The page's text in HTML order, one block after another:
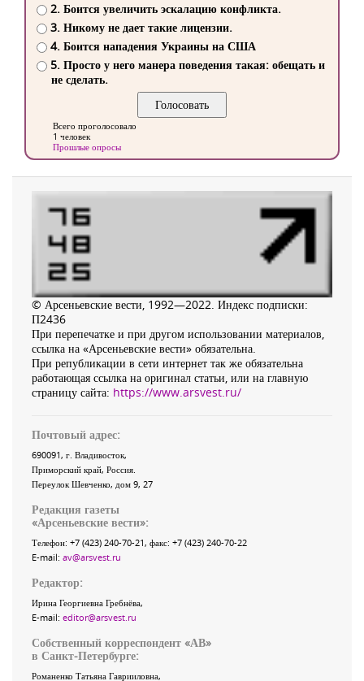
2. Боится увеличить эскалацию конфликта.
3. Никому не дает такие лицензии.
4. Боится нападения Украины на США
5. Просто у него манера поведения такая: обещать и
не сделать.
Всего проголосовало
1 человек
Прошлые опросы
© Арсеньевские вести, 1992—2022. Индекс подписки:
П2436
При перепечатке и при другом использовании материалов,
ссылка на «Арсеньевские вести» обязательна.
При републикации в сети интернет так же обязательна
работающая ссылка на оригинал статьи, или на главную
страницу сайта: https://www.arsvest.ru/
Почтовый адрес:
690091, г. Владивосток,
Приморский край, Россия
Переулок Шевченко, дом 9, 27
Редакция газеты
«Арсеньевские вести»:
Телефон: +7 (423) 240-70-21, факс: +7 (423) 240-70-22
E-mail: av@arsvest.ru
Редактор:
Ирина Георгиевна Гребнёва,
E-mail: editor@arsvest.ru
Собственный корреспондент «АВ»
в Санкт-Петербурге:
Романенко Татьяна Гаврииловна,